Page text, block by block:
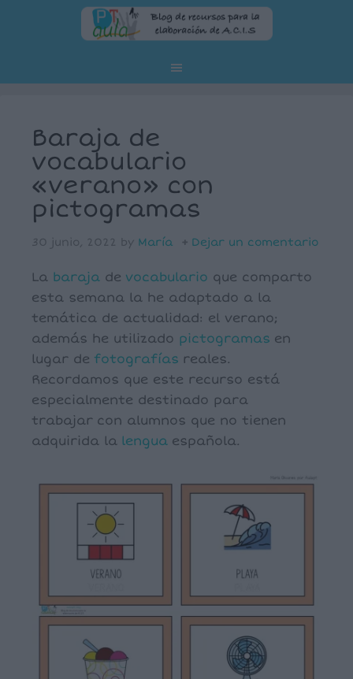
Baraja de
vocabulario
«verano» con
pictogramas
30 junio, 2022 by María Dejar un comentario
La baraja de vocabulario que comparto
esta semana la he adaptado a la
temática de actualidad: el verano;
además he utilizado pictogramas en
lugar de fotografías reales.
Recordamos que este recurso está
especialmente destinado para
trabajar con alumnos que no tienen
adquirida la lengua española.